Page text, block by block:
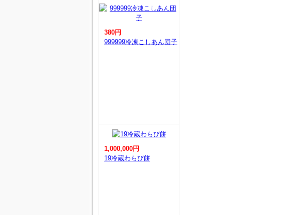
380円
999999冷凍こしあん団子
1,000,000円
19冷蔵わらび餅